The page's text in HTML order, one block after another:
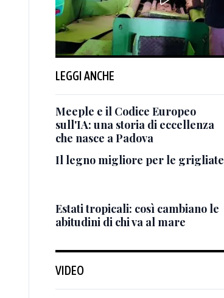
LEGGI ANCHE
Meeple e il Codice Europeo
sull'IA: una storia di eccellenza
che nasce a Padova
Il legno migliore per le grigliate
Estati tropicali: così cambiano le
abitudini di chi va al mare
VIDEO